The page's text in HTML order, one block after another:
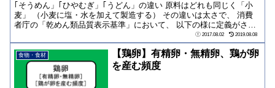
｢そうめん」｢ひやむぎ」｢うどん」の違い 原料はどれも同じく「小
麦」 （小麦に塩・水を加えて製造する） その違いは太さで、 消費
者庁の「乾めん類品質表示基準」において、 以下の様に定義がされ
2017.08.02 2019.08.08
食物・食材
【鶏卵】有精卵・無精卵、鶏が卵
を産む頻度